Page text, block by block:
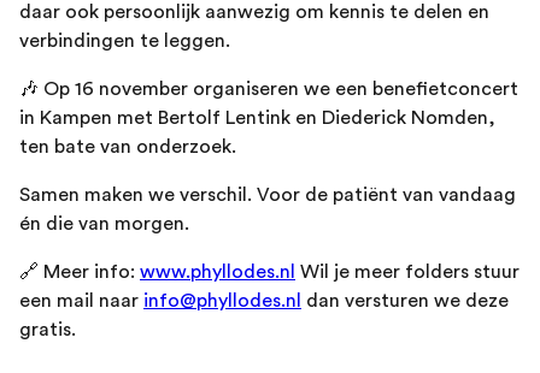
daar ook persoonlijk aanwezig om kennis te delen en
verbindingen te leggen.
🎶 Op 16 november organiseren we een benefietconcert
in Kampen met Bertolf Lentink en Diederick Nomden,
ten bate van onderzoek.
Samen maken we verschil. Voor de patiënt van vandaag
én die van morgen.
🔗 Meer info: www.phyllodes.nl Wil je meer folders stuur
een mail naar info@phyllodes.nl
dan versturen we deze
gratis.